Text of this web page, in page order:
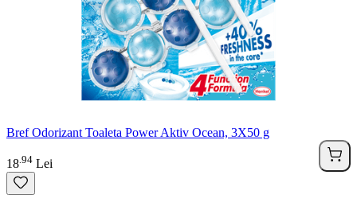
Bref Odorizant Toaleta Power Aktiv Ocean, 3X50 g
18 94 Lei